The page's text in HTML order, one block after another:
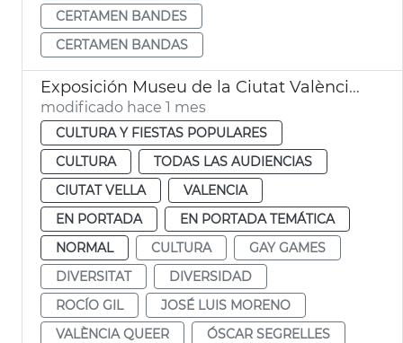
CERTAMEN BANDES
CERTAMEN BANDAS
Exposición Museu de la Ciutat València Queer Gay Games 2026
modificado hace 1 mes
CULTURA Y FIESTAS POPULARES
CULTURA
TODAS LAS AUDIENCIAS
CIUTAT VELLA
VALENCIA
EN PORTADA
EN PORTADA TEMÁTICA
NORMAL
CULTURA
GAY GAMES
DIVERSITAT
DIVERSIDAD
ROCÍO GIL
JOSÉ LUIS MORENO
VALÈNCIA QUEER
ÓSCAR SEGRELLES